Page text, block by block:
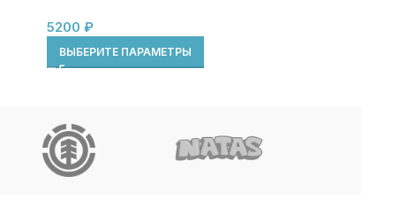
5200 ₽
ВЫБЕРИТЕ ПАРАМЕТРЫ